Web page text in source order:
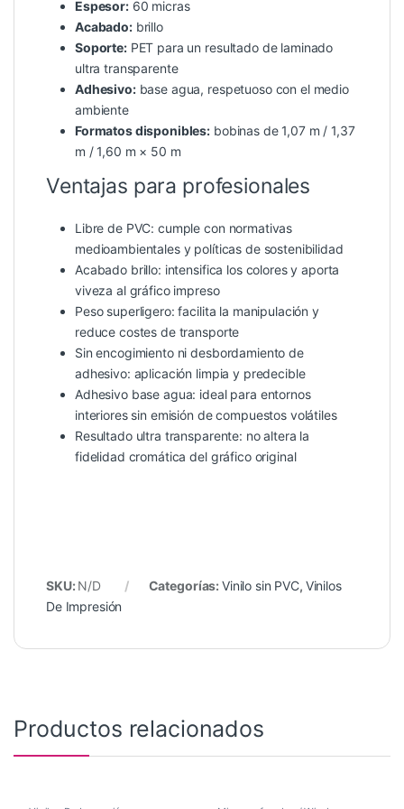
Espesor:60 micras
Acabado:brillo
Soporte:PET para un resultado de laminado
ultra transparente
Adhesivo:base agua, respetuoso con el medio
ambiente
Formatos disponibles: bobinas de 1,07 m / 1,37
m / 1,60 m × 50 m
Ventajas para profesionales
Libre de PVC: cumple con normativas
medioambientales y políticas de sostenibilidad
Acabado brillo: intensifica los colores y aporta
viveza al gráfico impreso
Peso superligero: facilita la manipulación y
reduce costes de transporte
Sin encogimiento ni desbordamiento de
adhesivo: aplicación limpia y predecible
Adhesivo base agua: ideal para entornos
interiores sin emisión de compuestos volátiles
Resultado ultra transparente: no altera la
fidelidad cromática del gráfico original
SKU: N/D Categorías: Vinilo sin PVC, Vinilos
De Impresión
Productos relacionados